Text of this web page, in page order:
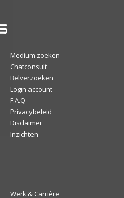
Medium zoeken
Chatconsult
Belverzoeken
Login account
F.A.Q
Privacybeleid
Disclaimer
Inzichten
Werk & Carrière